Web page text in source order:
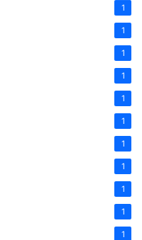
1
1
1
1
1
1
1
1
1
1
1